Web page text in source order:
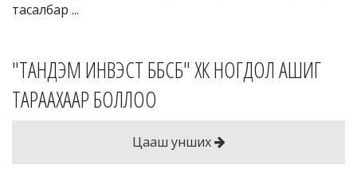
тасалбар ...
"ТАНДЭМ ИНВЭСТ ББСБ" ХК НОГДОЛ АШИГ
ТАРААХААР БОЛЛОО
Цааш унших